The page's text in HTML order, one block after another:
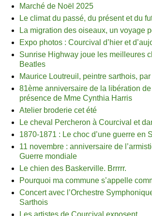
Marché de Noël 2025
Le climat du passé, du présent et du
La migration des oiseaux, un voyage
Expo photos : Courcival d’hier et
Sunrise Highway joue les meilleures
Beatles
Maurice Loutreuil, peintre sarthois,
81ème anniversaire de la libération
présence de Mme Cynthia Harris
Atelier broderie cet été
Le cheval Percheron à Courcival et
1870-1871 : Le choc d’une guerre en
11 novembre : anniversaire de
Guerre mondiale
Le chien des Baskerville. Brrrrr.
Pourquoi ma commune s’appelle
Concert avec l’Orchestre
Sarthois
Les artistes de Courcival exposent